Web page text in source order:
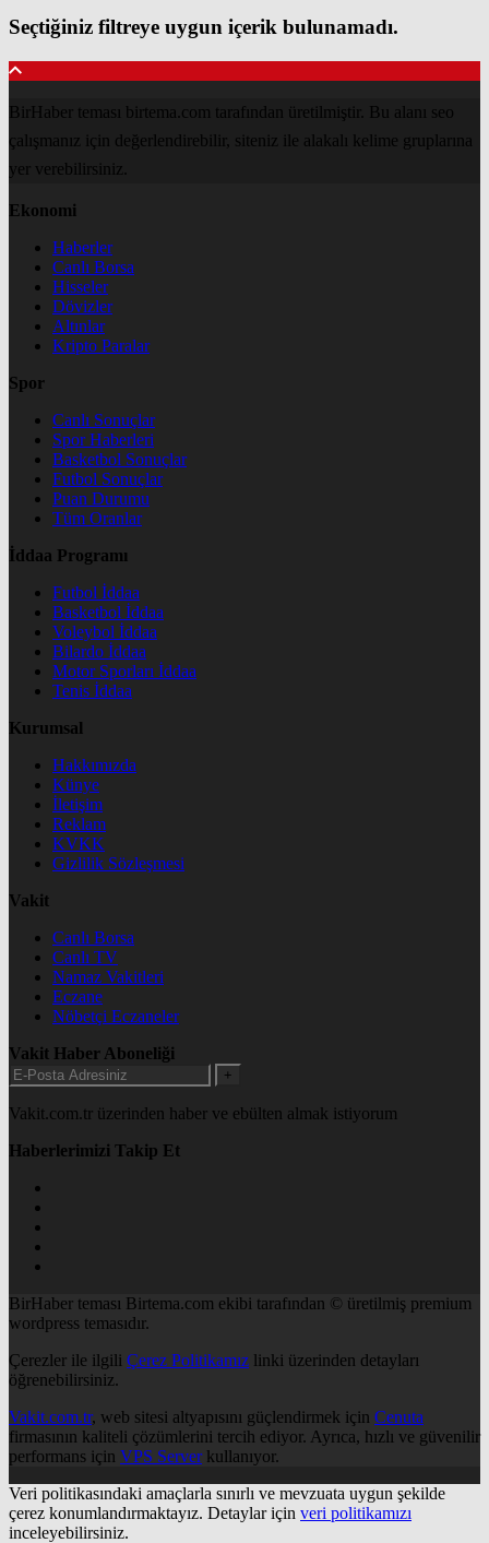
Seçtiğiniz filtreye uygun içerik bulunamadı.
BirHaber teması birtema.com tarafından üretilmiştir. Bu alanı seo
çalışmanız için değerlendirebilir, siteniz ile alakalı kelime gruplarına
yer verebilirsiniz.
Ekonomi
Haberler
Canlı Borsa
Hisseler
Dövizler
Altınlar
Kripto Paralar
Spor
Canlı Sonuçlar
Spor Haberleri
Basketbol Sonuçlar
Futbol Sonuçlar
Puan Durumu
Tüm Oranlar
İddaa Programı
Futbol İddaa
Basketbol İddaa
Voleybol İddaa
Bilardo İddaa
Motor Sporları İddaa
Tenis İddaa
Kurumsal
Hakkımızda
Künye
İletişim
Reklam
KVKK
Gizlilik Sözleşmesi
Vakit
Canlı Borsa
Canlı TV
Namaz Vakitleri
Eczane
Nöbetçi Eczaneler
Vakit Haber Aboneliği
+
Vakit.com.tr üzerinden haber ve ebülten almak istiyorum
Haberlerimizi Takip Et
BirHaber teması Birtema.com ekibi tarafından © üretilmiş premium
wordpress temasıdır.
Çerezler ile ilgili Çerez Politikamız linki üzerinden detayları
öğrenebilirsiniz.
Vakit.com.tr, web sitesi altyapısını güçlendirmek için Cenuta
firmasının kaliteli çözümlerini tercih ediyor. Ayrıca, hızlı ve güvenilir
performans için VPS Serverkullanıyor.
Veri politikasındaki amaçlarla sınırlı ve mevzuata uygun şekilde
çerez konumlandırmaktayız. Detaylar için veri politikamızı
inceleyebilirsiniz.